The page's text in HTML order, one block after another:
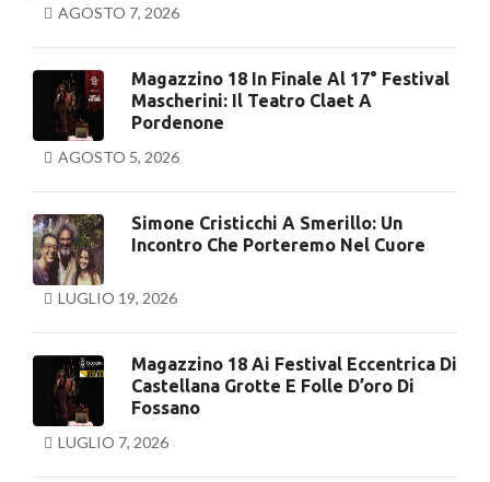
AGOSTO 7, 2026
Magazzino 18 In Finale Al 17° Festival
Mascherini: Il Teatro Claet A
Pordenone
AGOSTO 5, 2026
Simone Cristicchi A Smerillo: Un
Incontro Che Porteremo Nel Cuore
LUGLIO 19, 2026
Magazzino 18 Ai Festival Eccentrica Di
Castellana Grotte E Folle D’oro Di
Fossano
LUGLIO 7, 2026